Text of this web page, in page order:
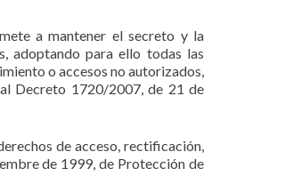
a mantener el secreto y la
adoptando para ello todas las
o accesos no autorizados,
Decreto 1720/2007, de 21 de
de acceso, rectificación,
de 1999, de Protección de